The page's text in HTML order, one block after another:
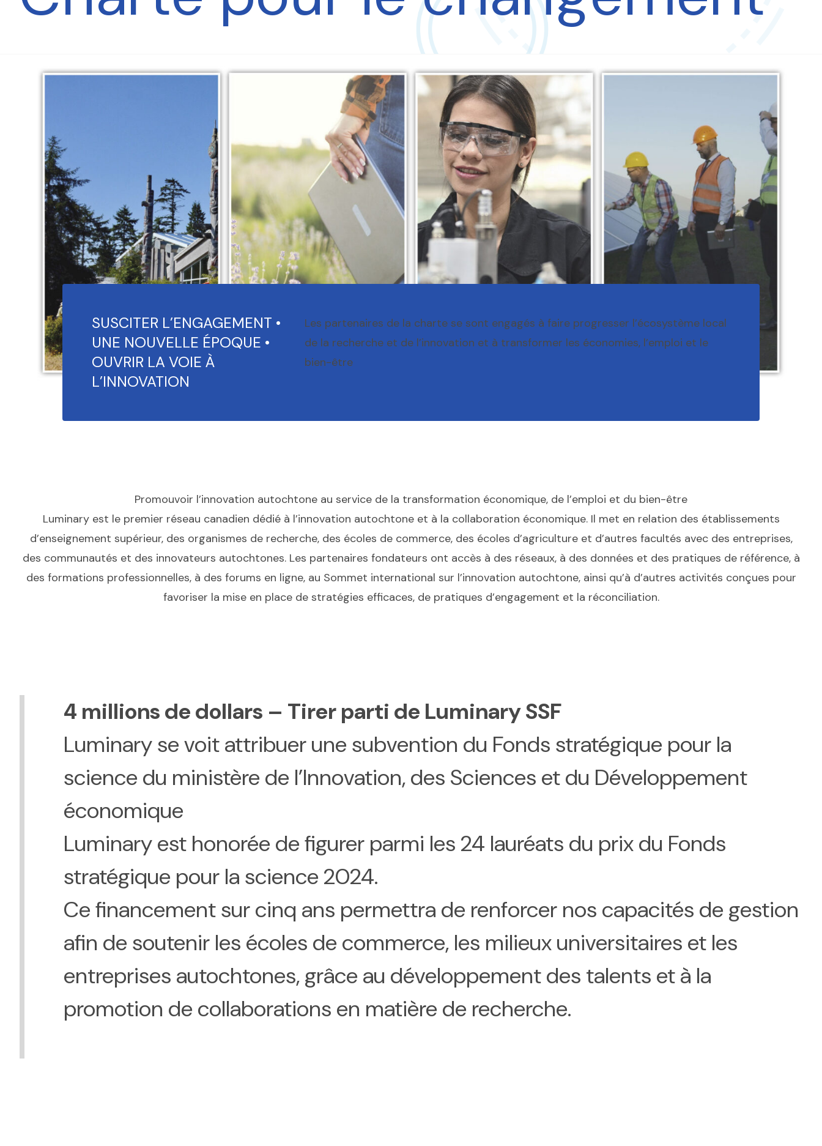
SUSCITER L’ENGAGEMENT •
UNE NOUVELLE ÉPOQUE •
OUVRIR LA VOIE À
L’INNOVATION
Les partenaires de la charte se sont engagés à faire progresser l’écosystème local
de la recherche et de l’innovation et à transformer les économies, l’emploi et le
bien-être
Promouvoir l’innovation autochtone au service de la transformation économique, de l’emploi et du bien-être
Luminary est le premier réseau canadien dédié à l’innovation autochtone et à la collaboration économique. Il met en relation des établissements
d’enseignement supérieur, des organismes de recherche, des écoles de commerce, des écoles d’agriculture et d’autres facultés avec des entreprises,
des communautés et des innovateurs autochtones. Les partenaires fondateurs ont accès à des réseaux, à des données et des pratiques de référence, à
des formations professionnelles, à des forums en ligne, au Sommet international sur l’innovation autochtone, ainsi qu’à d’autres activités conçues pour
favoriser la mise en place de stratégies efficaces, de pratiques d’engagement et la réconciliation.
4 millions de dollars – Tirer parti de Luminary SSF
Luminary se voit attribuer une subvention du Fonds stratégique pour la
science du ministère de l’Innovation, des Sciences et du Développement
économique
Luminary est honorée de figurer parmi les 24 lauréats du prix du Fonds
stratégique pour la science 2024.
Ce financement sur cinq ans permettra de renforcer nos capacités de gestion
afin de soutenir les écoles de commerce, les milieux universitaires et les
entreprises autochtones, grâce au développement des talents et à la
promotion de collaborations en matière de recherche.